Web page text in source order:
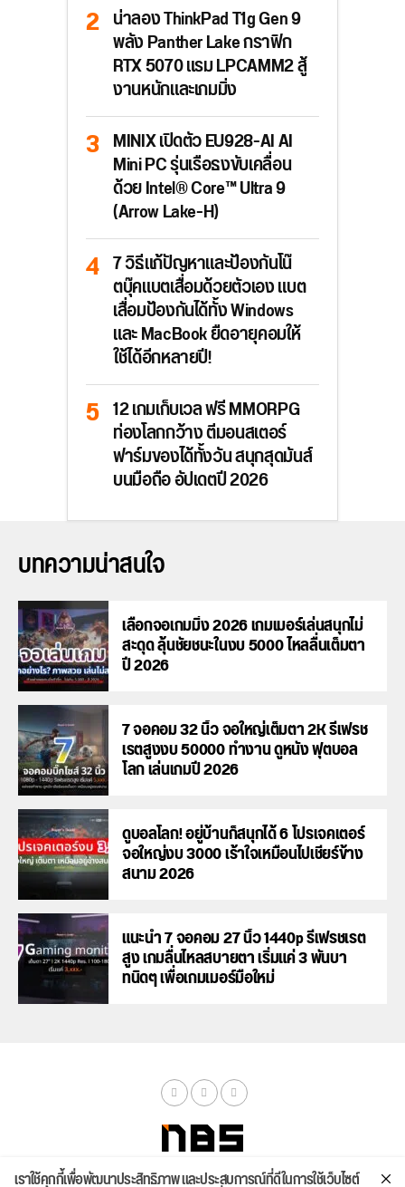
น่าลอง ThinkPad T1g Gen 9
พลัง Panther Lake กราฟิก
RTX 5070 แรม LPCAMM2 สู้
งานหนักและเกมมิ่ง
MINIX เปิดตัว EU928-AI AI
Mini PC รุ่นเรือธงขับเคลื่อน
ด้วย Intel® Core™ Ultra 9
(Arrow Lake-H)
7 วิธีแก้ปัญหาและป้องกันโน๊
ตบุ๊คแบตเสื่อมด้วยตัวเอง แบต
เสื่อมป้องกันได้ทั้ง Windows
และ MacBook ยืดอายุคอมให้
ใช้ได้อีกหลายปี!
12 เกมเก็บเวล ฟรี MMORPG
ท่องโลกกว้าง ตีมอนสเตอร์
ฟาร์มของได้ทั้งวัน สนุกสุดมันส์
บนมือถือ อัปเดตปี 2026
บทความน่าสนใจ
เลือกจอเกมมิ่ง 2026 เกมเมอร์เล่นสนุกไม่
สะดุด ลุ้นชัยชนะในงบ 5000 ไหลลื่นเต็มตา
ปี 2026
7 จอคอม 32 นิ้ว จอใหญ่เต็มตา 2K รีเฟรช
เรตสูงงบ 50000 ทำงาน ดูหนัง ฟุตบอล
โลก เล่นเกมปี 2026
ดูบอลโลก! อยู่บ้านก็สนุกได้ 6 โปรเจคเตอร์
จอใหญ่งบ 3000 เร้าใจเหมือนไปเชียร์ข้าง
สนาม 2026
แนะนำ 7 จอคอม 27 นิ้ว 1440p รีเฟรชเรต
สูง เกมลื่นไหลสบายตา เริ่มแค่ 3 พันบา
ทนิดๆ เพื่อเกมเมอร์มือใหม่
เราใช้คุกกี้เพื่อพัฒนาประสิทธิภาพ และประสบการณ์ที่ดีในการใช้เว็บไซต์